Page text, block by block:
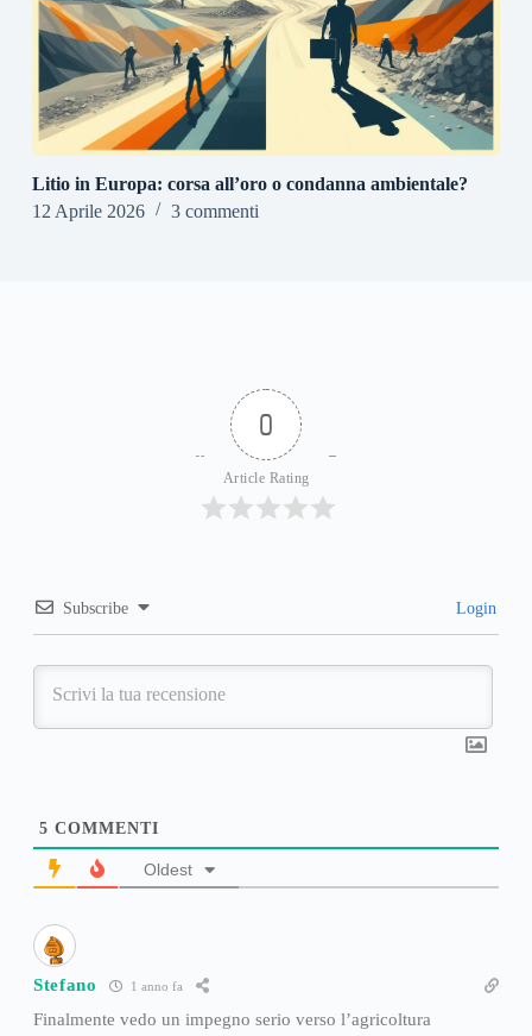
Litio in Europa: corsa all’oro o condanna ambientale?
12 Aprile 2026
3 commenti
0
Article Rating
Subscribe Login
5 COMMENTI
Oldest
Stefano 1 anno fa
Finalmente vedo un impegno serio verso l’agricoltura